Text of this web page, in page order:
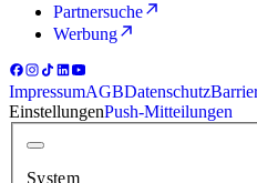
Partnersuche
Werbung
ImpressumAGBDatenschutz
EinstellungenPush-Mitteilungen
System